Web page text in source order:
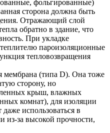
фольгированные)
сторона должна быть
Отражающий слой
обратно в здание, что
При укладке
пароизоляционные
тепловозвращения
мембрана (типа D). Она тоже
сторону, но
крыш, влажных
комнат), для изоляции
использоваться в
из-за высокой прочности,